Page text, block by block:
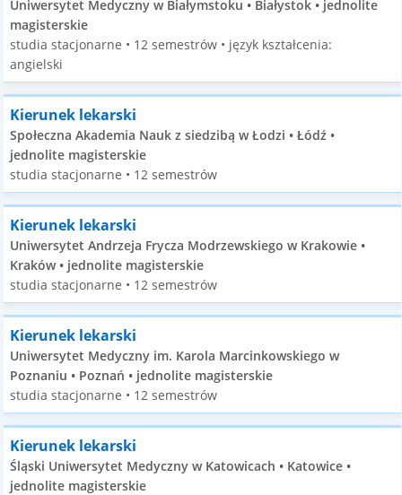
Uniwersytet Medyczny w Białymstoku • Białystok • jednolite
magisterskie
studia stacjonarne • 12 semestrów • język kształcenia:
angielski
Kierunek lekarski
Społeczna Akademia Nauk z siedzibą w Łodzi • Łódź •
jednolite magisterskie
studia stacjonarne • 12 semestrów
Kierunek lekarski
Uniwersytet Andrzeja Frycza Modrzewskiego w Krakowie •
Kraków • jednolite magisterskie
studia stacjonarne • 12 semestrów
Kierunek lekarski
Uniwersytet Medyczny im. Karola Marcinkowskiego w
Poznaniu • Poznań • jednolite magisterskie
studia stacjonarne • 12 semestrów
Kierunek lekarski
Śląski Uniwersytet Medyczny w Katowicach • Katowice •
jednolite magisterskie